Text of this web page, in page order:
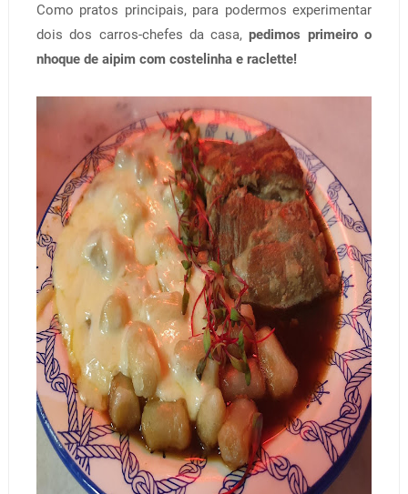
Como pratos principais, para podermos experimentar
dois dos carros-chefes da casa,pedimos primeiro o
nhoque de aipim com costelinha e raclette!